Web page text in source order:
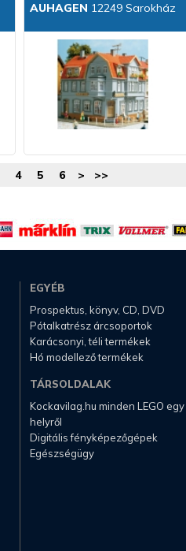
AUHAGEN 12249 Sarokház
4 5 6 > >>
EGYÉB
Prospektus, könyv, CD, DVD
Pótalkatrész árcsoportok
Karácsonyi, téli termékek
Hó modellező termékek
TÁRSOLDALAK
Kockavilag.hu minden LEGO egy
helyről
Digitális fényképezőgépek
Egészségügy